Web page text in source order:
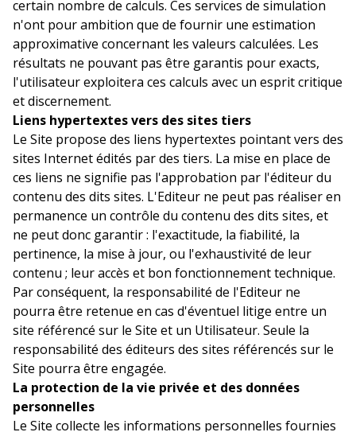
certain nombre de calculs. Ces services de simulation
n'ont pour ambition que de fournir une estimation
approximative concernant les valeurs calculées. Les
résultats ne pouvant pas être garantis pour exacts,
l'utilisateur exploitera ces calculs avec un esprit critique
et discernement.
Liens hypertextes vers des sites tiers
Le Site propose des liens hypertextes pointant vers des
sites Internet édités par des tiers. La mise en place de
ces liens ne signifie pas l'approbation par l'éditeur du
contenu des dits sites. L'Editeur ne peut pas réaliser en
permanence un contrôle du contenu des dits sites, et
ne peut donc garantir : l'exactitude, la fiabilité, la
pertinence, la mise à jour, ou l'exhaustivité de leur
contenu ; leur accès et bon fonctionnement technique.
Par conséquent, la responsabilité de l'Editeur ne
pourra être retenue en cas d'éventuel litige entre un
site référencé sur le Site et un Utilisateur. Seule la
responsabilité des éditeurs des sites référencés sur le
Site pourra être engagée.
La protection de la vie privée et des données
personnelles
Le Site collecte les informations personnelles fournies